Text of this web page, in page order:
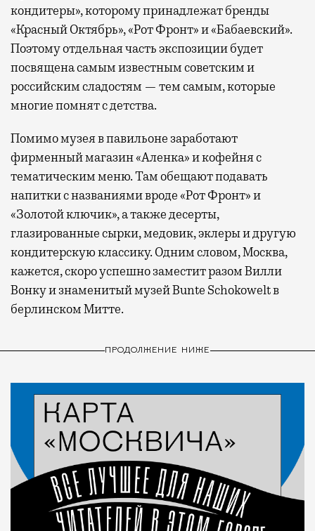
кондитеры», которому принадлежат бренды
«Красный Октябрь», «Рот Фронт» и «Бабаевский».
Поэтому отдельная часть экспозиции будет
посвящена самым известным советским и
российским сладостям — тем самым, которые
многие помнят с детства.
Помимо музея в павильоне заработают
фирменный магазин «Аленка» и кофейня с
тематическим меню. Там обещают подавать
напитки с названиями вроде «Рот Фронт» и
«Золотой ключик», а также десерты,
глазированные сырки, медовик, эклеры и другую
кондитерскую классику. Одним словом, Москва,
кажется, скоро успешно заместит разом Вилли
Вонку и знаменитый музей Bunte Schokowelt в
берлинском Митте.
ПРОДОЛЖЕНИЕ НИЖЕ